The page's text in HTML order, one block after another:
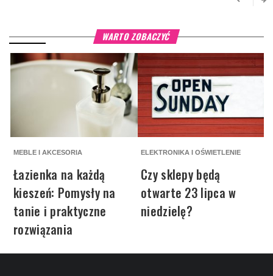
WARTO ZOBACZYĆ
MEBLE I AKCESORIA
Łazienka na każdą
kieszeń: Pomysły na
tanie i praktyczne
rozwiązania
ELEKTRONIKA I OŚWIETLENIE
Czy sklepy będą
otwarte 23 lipca w
niedzielę?